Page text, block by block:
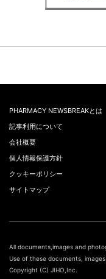
PHARMACY NEWSBREAKとは
記事利用について
会社概要
個人情報保護方針
クッキーポリシー
サイトマップ
All documents,images and
Use of these documents,
Copyright (C) JIHO,Inc.